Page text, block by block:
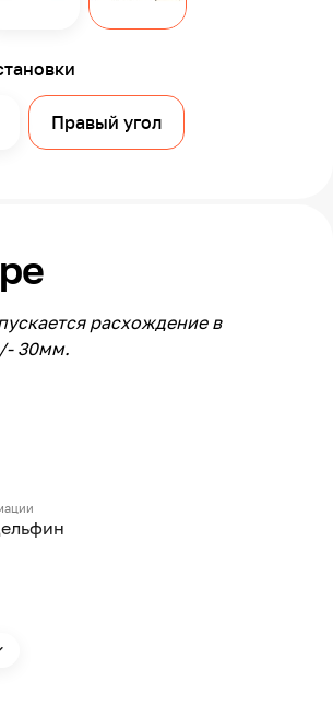
Правый угол
расхождение в
30мм.